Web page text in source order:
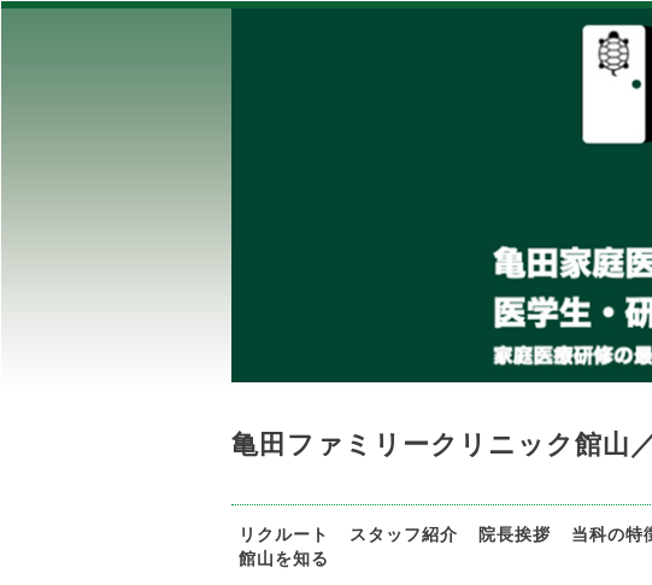
亀田ファミリークリニック館山
リクルート スタッフ紹介 院長挨拶 当科の特
館山を知る